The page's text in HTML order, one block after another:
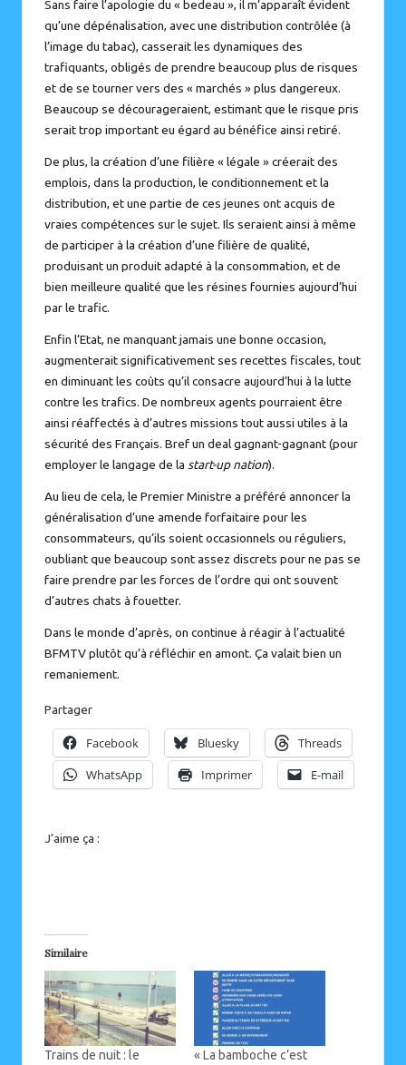
Sans faire l’apologie du « bedeau », il m’apparaît évident
qu’une dépénalisation, avec une distribution contrôlée (à
l’image du tabac), casserait les dynamiques des
trafiquants, obligés de prendre beaucoup plus de risques
et de se tourner vers des « marchés » plus dangereux.
Beaucoup se décourageraient, estimant que le risque pris
serait trop important eu égard au bénéfice ainsi retiré.
De plus, la création d’une filière « légale » créerait des
emplois, dans la production, le conditionnement et la
distribution, et une partie de ces jeunes ont acquis de
vraies compétences sur le sujet. Ils seraient ainsi à même
de participer à la création d’une filière de qualité,
produisant un produit adapté à la consommation, et de
bien meilleure qualité que les résines fournies aujourd’hui
par le trafic.
Enfin l’Etat, ne manquant jamais une bonne occasion,
augmenterait significativement ses recettes fiscales, tout
en diminuant les coûts qu’il consacre aujourd’hui à la lutte
contre les trafics. De nombreux agents pourraient être
ainsi réaffectés à d’autres missions tout aussi utiles à la
sécurité des Français. Bref un deal gagnant-gagnant (pour
employer le langage de la start-up nation).
Au lieu de cela, le Premier Ministre a préféré annoncer la
généralisation d’une amende forfaitaire pour les
consommateurs, qu’ils soient occasionnels ou réguliers,
oubliant que beaucoup sont assez discrets pour ne pas se
faire prendre par les forces de l’ordre qui ont souvent
d’autres chats à fouetter.
Dans le monde d’après, on continue à réagir à l’actualité
BFMTV plutôt qu’à réfléchir en amont. Ça valait bien un
remaniement.
Partager
Facebook Bluesky
Threads
WhatsApp
Imprimer E-mail
J’aime ça :
Similaire
Trains de nuit : le
« La bamboche c’est